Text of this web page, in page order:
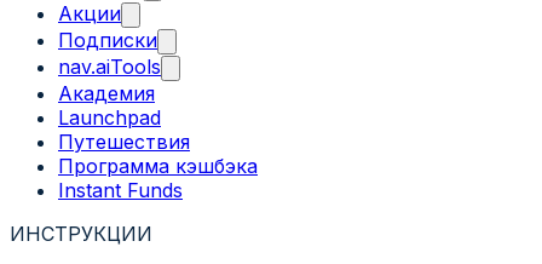
Акции
Подписки
nav.aiTools
Академия
Launchpad
Путешествия
Программа кэшбэка
Instant Funds
ИНСТРУКЦИИ